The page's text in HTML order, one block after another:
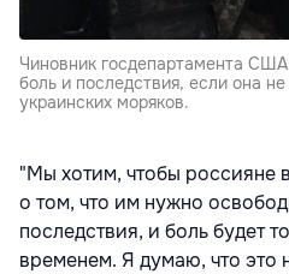
Чиновник госдепартамента
боль и последствия, если она
украинских моряков.
"Мы хотим, чтобы россияне
о том, что им нужно
последствия, и боль будет
временем. Я думаю, что это